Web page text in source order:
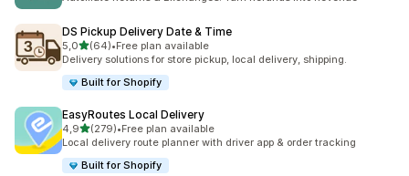
DS Pickup Delivery Date & Time
5,0z 5 hvězd
(64)
Celkový počet recenzí: 64
•Free plan available
Delivery solutions for store pickup, local delivery, shipping.
Built for Shopify
EasyRoutes Local Delivery
4,9z 5 hvězd
(279)
Celkový počet recenzí: 279
•Free plan available
Local delivery route planner with driver app & order tracking
Built for Shopify